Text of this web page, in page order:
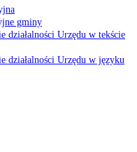
gminy
działalności Urzędu w tekście
działalności Urzędu w języku